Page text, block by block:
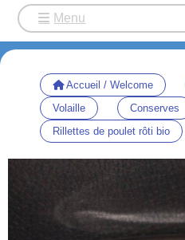
Menu
Accueil / Welcome
Volaille
Conserves
Rillettes de poulet rôti bio